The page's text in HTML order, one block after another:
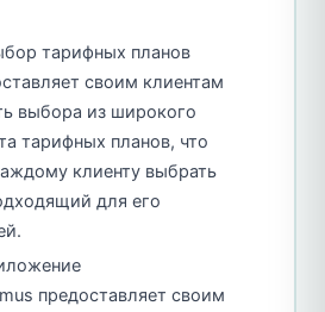
тарифных планов
своим клиентам
выбора из широкого
тарифных планов, что
клиенту выбрать
для его
предоставляет своим